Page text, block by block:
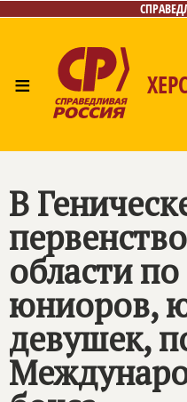
≡
В
области
юниоров,
девушек,